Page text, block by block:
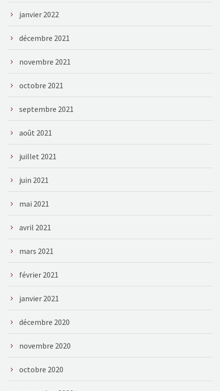
janvier 2022
décembre 2021
novembre 2021
octobre 2021
septembre 2021
août 2021
juillet 2021
juin 2021
mai 2021
avril 2021
mars 2021
février 2021
janvier 2021
décembre 2020
novembre 2020
octobre 2020